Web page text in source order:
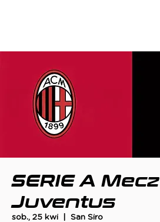
SERIE A
Juventus
sob., 25 kwi San Siro